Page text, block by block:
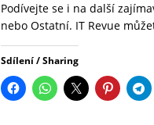
Podívejte se i na další
nebo Ostatní. IT Revue
Sdílení / Sharing